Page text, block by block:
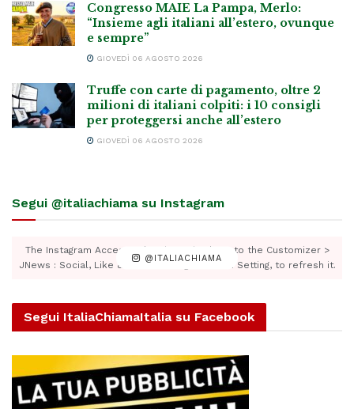
Congresso MAIE La Pampa, Merlo:
“Insieme agli italiani all’estero, ovunque
e sempre”
GIOVEDÌ 06 AGOSTO 2026
Truffe con carte di pagamento, oltre 2
milioni di italiani colpiti: i 10 consigli
per proteggersi anche all’estero
GIOVEDÌ 06 AGOSTO 2026
Segui @italiachiama su Instagram
@ITALIACHIAMA
The Instagram Access Token is expired, Go to the Customizer >
JNews : Social, Like & View > Instagram Feed Setting, to refresh it.
Segui ItaliaChiamaItalia su Facebook